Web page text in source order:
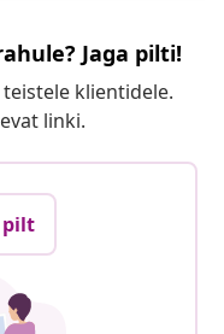
Jaga pilti!
klientidele.
linki.
pilt